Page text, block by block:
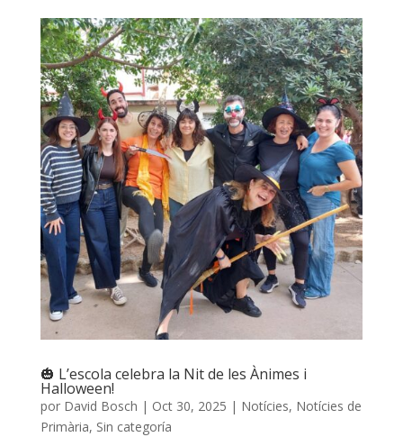
🎃 L’escola celebra la Nit de les Ànimes i
Halloween!
por David Bosch | Oct 30, 2025 | Notícies, Notícies de
Primària, Sin categoría